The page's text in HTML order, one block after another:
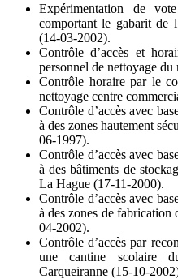
Expérimentation de
comportant le gabarit de
(14-03-2002).
Contrôle d’accès et
personnel de nettoyage
Contrôle horaire par le
nettoyage centre
Contrôle d’accès avec
à des zones hautement
06-1997).
Contrôle d’accès avec
à des bâtiments de
La Hague (17-11-2000).
Contrôle d’accès avec
à des zones de
04-2002).
Contrôle d’accès par
une cantine scolaire
Carqueiranne (15-10-